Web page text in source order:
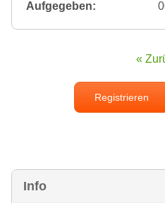
Info
Aufgegeben:
«
Registrieren